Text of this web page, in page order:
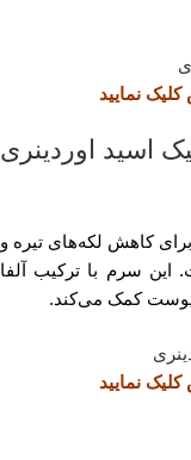
نمایید
هیالورونیک اسید اوردینری
کاهش لکه‌های تیره و
سرم با ترکیب آلفا
پوست کمک می‌کند.
نمایید